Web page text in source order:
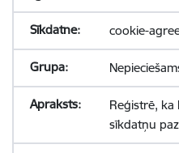
cookie-
Reģistrē, ka
sīkdatņu